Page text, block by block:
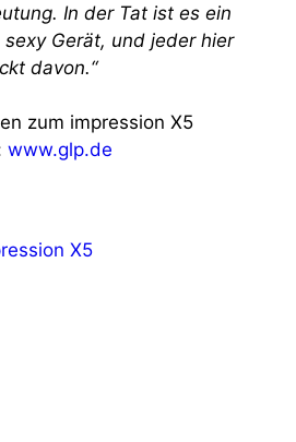
In der Tat ist es ein
Gerät, und jeder hier
davon.“
zum impression X5
www.glp.de
X5